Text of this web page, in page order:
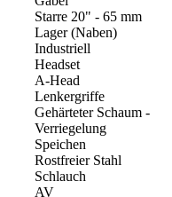
Starre 20" - 65 mm
Lager (Naben)
Industriell
Headset
A-Head
Lenkergriffe
Gehärteter Schaum -
Verriegelung
Speichen
Rostfreier Stahl
Schlauch
AV